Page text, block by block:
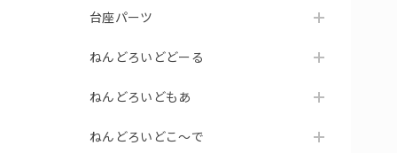
台座パーツ
ねんどろいどどーる
ねんどろいどもあ
ねんどろいどこ～で